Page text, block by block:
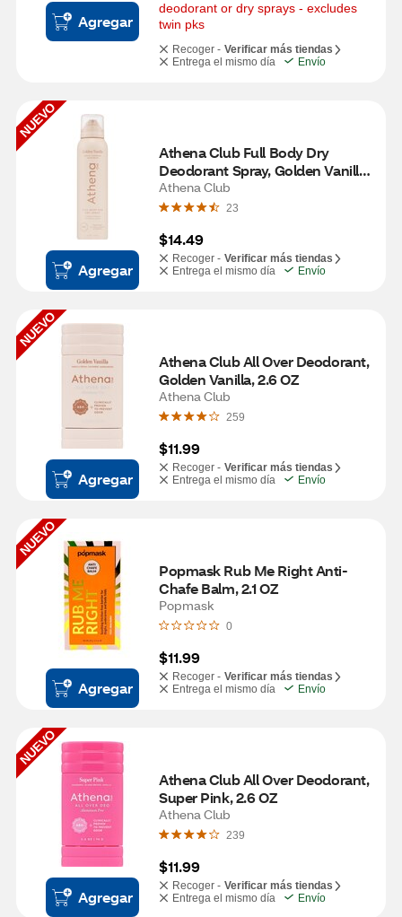
Agregar
deodorant or dry sprays - excludes
twin pks
Recoger - Verificar más tiendas
Entrega el mismo día
Envío
NUEVO
Agregar
Athena Club Full Body Dry
Deodorant Spray, Golden Vanilla,
4 OZ
Athena Club
23
$14.49
Recoger - Verificar más tiendas
Entrega el mismo día
Envío
NUEVO
Agregar
Athena Club All Over Deodorant,
Golden Vanilla, 2.6 OZ
Athena Club
259
$11.99
Recoger - Verificar más tiendas
Entrega el mismo día
Envío
NUEVO
Agregar
Popmask Rub Me Right Anti-
Chafe Balm, 2.1 OZ
Popmask
0
$11.99
Recoger - Verificar más tiendas
Entrega el mismo día
Envío
NUEVO
Agregar
Athena Club All Over Deodorant,
Super Pink, 2.6 OZ
Athena Club
239
$11.99
Recoger - Verificar más tiendas
Entrega el mismo día
Envío